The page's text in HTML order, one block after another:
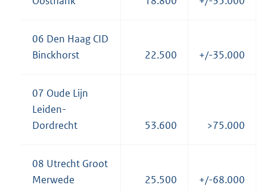
06 Den Haag CID
Binckhorst
22.500 +/-35.000
07 Oude Lijn
Leiden-
Dordrecht
53.600 >75.000
08 Utrecht Groot
Merwede
25.500 +/-68.000